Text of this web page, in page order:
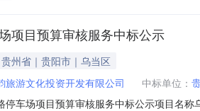
项目预算审核服务中标公示
贵州省｜贵阳市｜乌当区
旅游文化投资开发有限公司 中标单位：
停车场项目预算审核服务中标公示项目名